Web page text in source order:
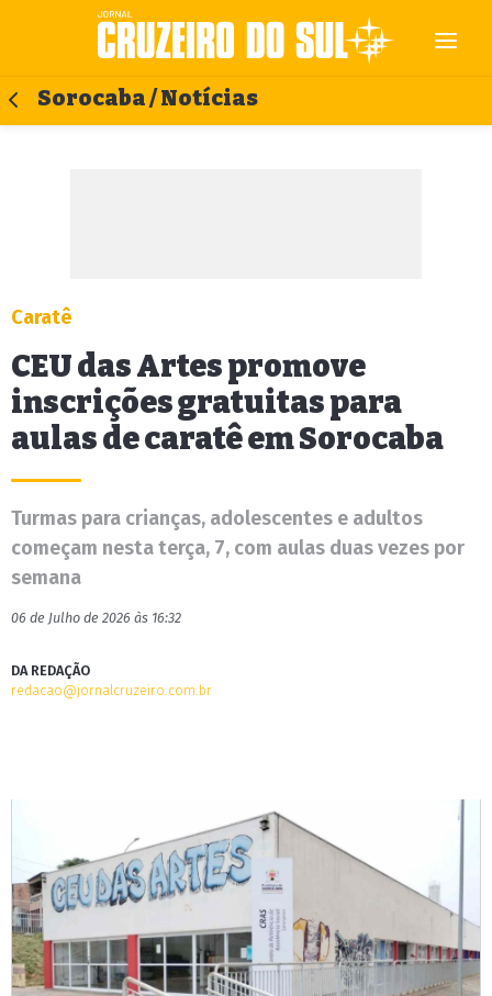
Sorocaba / Notícias
Caratê
CEU das Artes promove
inscrições gratuitas para
aulas de caratê em Sorocaba
Turmas para crianças, adolescentes e adultos
começam nesta terça, 7, com aulas duas vezes por
semana
06 de Julho de 2026 às 16:32
DA REDAÇÃO
redacao@jornalcruzeiro.com.br